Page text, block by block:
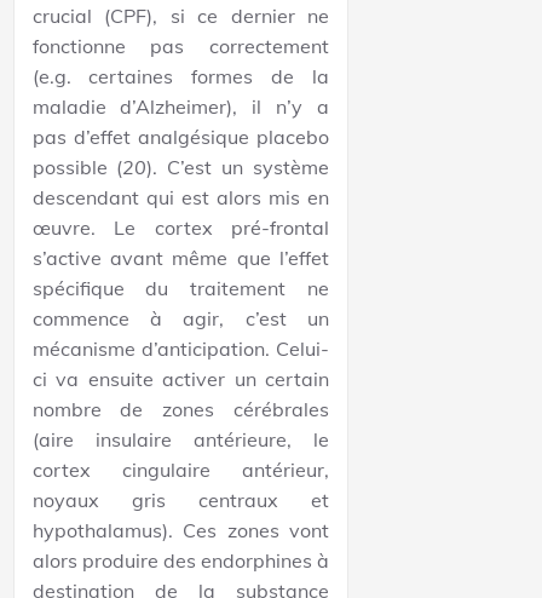
crucial (CPF), si ce dernier ne
fonctionne pas correctement
(e.g. certaines formes de la
maladie d’Alzheimer), il n’y a
pas d’effet analgésique placebo
possible (20). C’est un système
descendant qui est alors mis en
œuvre. Le cortex pré-frontal
s’active avant même que l’effet
spécifique du traitement ne
commence à agir, c’est un
mécanisme d’anticipation. Celui-
ci va ensuite activer un certain
nombre de zones cérébrales
(aire insulaire antérieure, le
cortex cingulaire antérieur,
noyaux gris centraux et
hypothalamus). Ces zones vont
alors produire des endorphines à
destination de la substance